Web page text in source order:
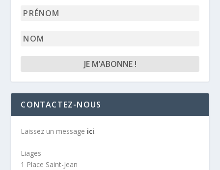
*
Prénom
Nom
CONTACTEZ-NOUS
Laissez un message ici.
Liages
1 Place Saint-Jean